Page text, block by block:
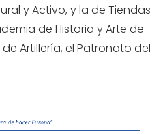
y Activo, y la de Tiendas
de Historia y Arte de
Artillería, el Patronato del